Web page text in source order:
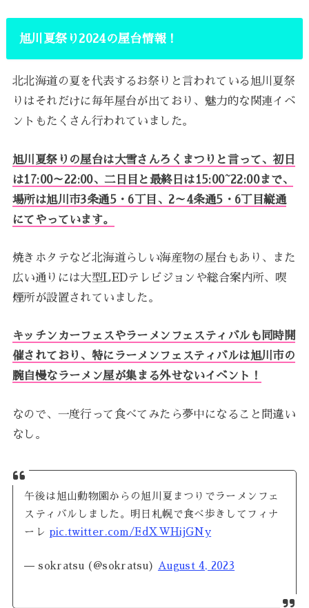
旭川夏祭り2024の屋台情報！
北北海道の夏を代表するお祭りと言われている旭川夏祭
りはそれだけに毎年屋台が出ており、魅力的な関連イベ
ントもたくさん行われていました。
旭川夏祭りの屋台は大雪さんろくまつりと言って、初日
は17:00～22:00、二日目と最終日は15:00~22:00まで、
場所は旭川市3条通5・6丁目、2～4条通5・6丁目縦通
にてやっています。
焼きホタテなど北海道らしい海産物の屋台もあり、また
広い通りには大型LEDテレビジョンや総合案内所、喫
煙所が設置されていました。
キッチンカーフェスやラーメンフェスティバルも同時開
催されており、特にラーメンフェスティバルは旭川市の
腕自慢なラーメン屋が集まる外せないイベント！
なので、一度行って食べてみたら夢中になること間違い
なし。
午後は旭山動物園からの旭川夏まつりでラーメンフェ
スティバルしました。明日札幌で食べ歩きしてフィナ
ーレ pic.twitter.com/EdXWHijGNy
— sokratsu (@sokratsu) August 4, 2023